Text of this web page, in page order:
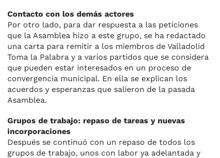
Contacto con los demás actores
Por otro lado, para dar respuesta a las peticiones
que la Asamblea hizo a este grupo, se ha redactado
una carta para remitir a los miembros de Valladolid
Toma la Palabra y a varios partidos que se considera
que pueden estar interesados en un proceso de
convergencia municipal. En ella se explican los
acuerdos y esperanzas que salieron de la pasada
Asamblea.
Grupos de trabajo: repaso de tareas y nuevas
incorporaciones
Después se continuó con un repaso de todos los
grupos de trabajo, unos con labor ya adelantada y